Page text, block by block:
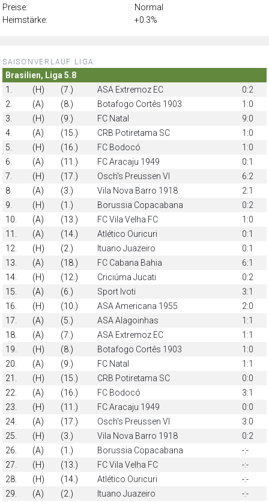
Preise:
Normal
Heimstärke:
+0.3%
SAISONVERLAUF LIGA:
Brasilien, Liga 5.8
1.
(H) (7.) ASA Extremoz EC
0:2
2.
(A) (8.) Botafogo Cortês 1903
1:0
3.
(H) (9.) FC Natal
9:0
4.
(A) (15.) CRB Potiretama SC
1:0
5.
(H) (16.) FC Bodocó
1:0
6.
(A) (11.) FC Aracaju 1949
0:1
7.
(H) (17.) Osch's Preussen VI
6:2
8.
(A) (3.) Vila Nova Barro 1918
2:1
9.
(H) (1.) Borussia Copacabana
0:2
10.
(A) (13.) FC Vila Velha FC
1:0
11.
(A) (14.) Atlético Ouricuri
0:1
12.
(H) (2.) Ituano Juazeiro
0:1
13.
(A) (18.) FC Cabana Bahia
6:1
14.
(H) (12.) Criciúma Jucati
0:2
15.
(A) (6.) Sport Ivoti
3:1
16.
(H) (10.) ASA Americana 1955
2:0
17.
(A) (5.) ASA Alagoinhas
1:1
18.
(A) (7.) ASA Extremoz EC
1:1
19.
(H) (8.) Botafogo Cortês 1903
1:0
20.
(A) (9.) FC Natal
1:1
21.
(H) (15.) CRB Potiretama SC
0:0
22.
(A) (16.) FC Bodocó
3:1
23.
(H) (11.) FC Aracaju 1949
0:0
24.
(A) (17.) Osch's Preussen VI
3:0
25.
(H) (3.) Vila Nova Barro 1918
0:2
26.
(A) (1.) Borussia Copacabana
-:-
27.
(H) (13.) FC Vila Velha FC
-:-
28.
(H) (14.) Atlético Ouricuri
-:-
29.
(A) (2.) Ituano Juazeiro
-:-